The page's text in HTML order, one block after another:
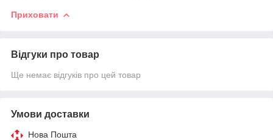
Приховати
Відгуки про товар
Ще немає відгуків про цей товар
Умови доставки
Нова Пошта